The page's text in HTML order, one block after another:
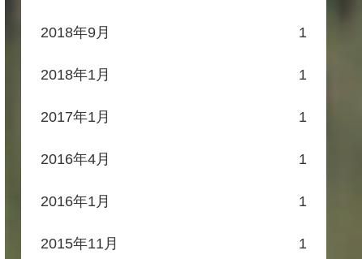
2018年9月 1
2018年1月 1
2017年1月 1
2016年4月 1
2016年1月 1
2015年11月 1